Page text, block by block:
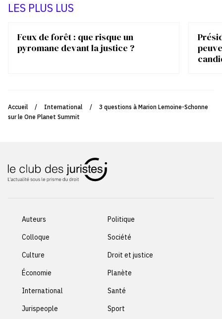
LES PLUS LUS
Feux de forêt : que risque un
pyromane devant la justice ?
Accueil / International /
3 questions à Marion Lemoine-Schonne
sur le One Planet Summit
Auteurs
Colloque
Culture
Économie
International
Jurispeople
Politique
Société
Droit et justice
Planète
Santé
Sport